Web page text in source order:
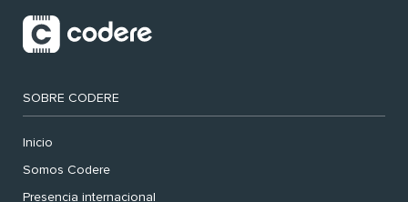
SOBRE CODERE
Inicio
Somos Codere
Presencia internacional